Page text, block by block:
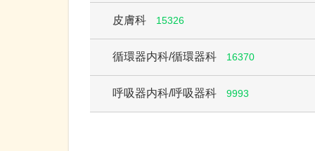
皮膚科 15326
循環器内科/循環器科 16370
呼吸器内科/呼吸器科 9993